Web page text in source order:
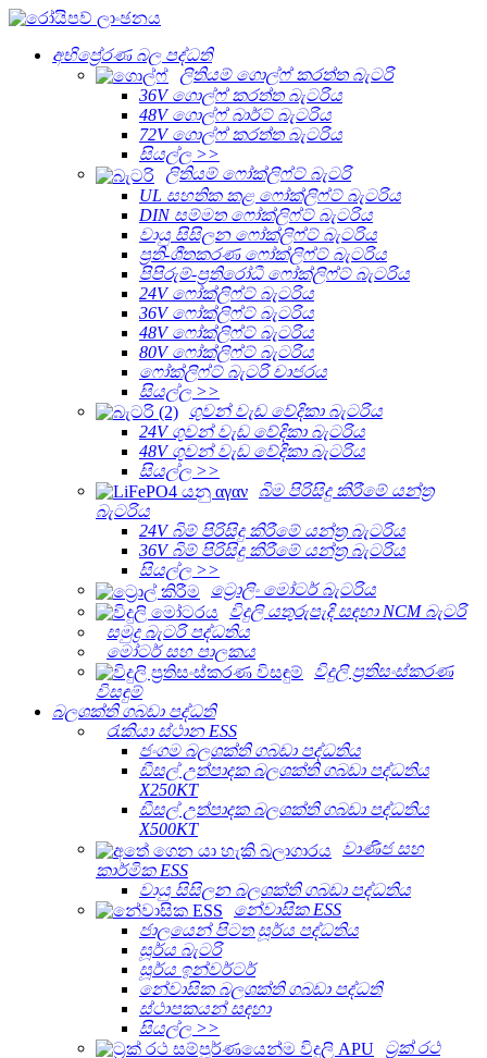
අභිප්‍රේරණ බල පද්ධති
ලිතියම් ගොල්ෆ් කරත්ත බැටරි
36V ගොල්ෆ් කරත්ත බැටරිය
48V ගොල්ෆ් බාර්ට් බැටරිය
72V ගොල්ෆ් කරත්ත බැටරිය
සියල්ල >>
ලිතියම් ෆෝක්ලිෆ්ට් බැටරි
UL සහතික කළ ෆෝක්ලිෆ්ට් බැටරිය
DIN සම්මත ෆෝක්ලිෆ්ට් බැටරිය
වායු සිසිලන ෆෝක්ලිෆ්ට් බැටරිය
ප්‍රති-ශීතකරණ ෆෝක්ලිෆ්ට් බැටරිය
පිපිරුම්-ප්‍රතිරෝධී ෆෝක්ලිෆ්ට් බැටරිය
24V ෆෝක්ලිෆ්ට් බැටරිය
36V ෆෝක්ලිෆ්ට් බැටරිය
48V ෆෝක්ලිෆ්ට් බැටරිය
80V ෆෝක්ලිෆ්ට් බැටරිය
ෆෝක්ලිෆ්ට් බැටරි චාජරය
සියල්ල >>
ගුවන් වැඩ වේදිකා බැටරිය
24V ගුවන් වැඩ වේදිකා බැටරිය
48V ගුවන් වැඩ වේදිකා බැටරිය
සියල්ල >>
බිම පිරිසිදු කිරීමේ යන්ත්‍ර
බැටරිය
24V බිම් පිරිසිදු කිරීමේ යන්ත්‍ර බැටරිය
36V බිම් පිරිසිදු කිරීමේ යන්ත්‍ර බැටරිය
සියල්ල >>
ට්‍රොලිං මෝටර් බැටරිය
විදුලි යතුරුපැදි සඳහා NCM බැටරි
සමුද්‍ර බැටරි පද්ධතිය
මෝටර් සහ පාලකය
විදුලි ප්‍රතිසංස්කරණ
විසඳුම්
බලශක්ති ගබඩා පද්ධති
රැකියා ස්ථාන ESS
ජංගම බලශක්ති ගබඩා පද්ධතිය
ඩීසල් උත්පාදක බලශක්ති ගබඩා පද්ධතිය
X250KT
ඩීසල් උත්පාදක බලශක්ති ගබඩා පද්ධතිය
X500KT
වාණිජ සහ
කාර්මික ESS
වායු සිසිලන බලශක්ති ගබඩා පද්ධතිය
නේවාසික ESS
ජාලයෙන් පිටත සූර්ය පද්ධතිය
සූර්ය බැටරි
සූර්ය ඉන්වර්ටර්
නේවාසික බලශක්ති ගබඩා පද්ධති
ස්ථාපකයන් සඳහා
සියල්ල >>
ට්‍රක් රථ